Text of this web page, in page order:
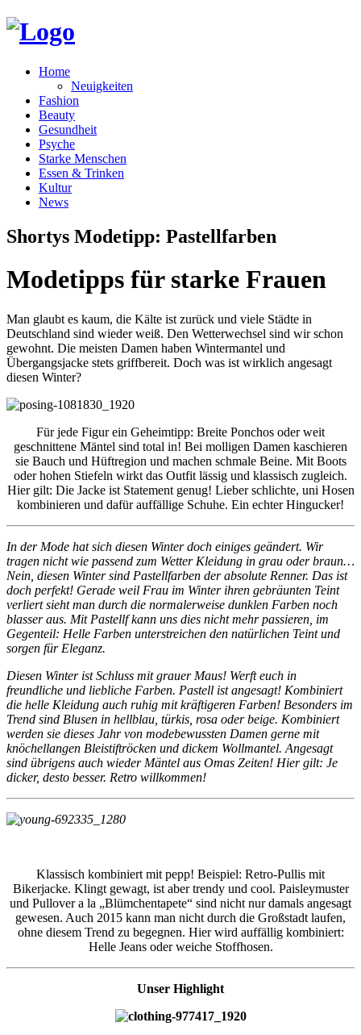
Home
Neuigkeiten
Fashion
Beauty
Gesundheit
Psyche
Starke Menschen
Essen & Trinken
Kultur
News
Shortys Modetipp: Pastellfarben
Modetipps für starke Frauen
Man glaubt es kaum, die Kälte ist zurück und viele Städte in
Deutschland sind wieder weiß. Den Wetterwechsel sind wir schon
gewohnt. Die meisten Damen haben Wintermantel und
Übergangsjacke stets griffbereit. Doch was ist wirklich angesagt
diesen Winter?
Für jede Figur ein Geheimtipp: Breite Ponchos oder weit
geschnittene Mäntel sind total in! Bei molligen Damen kaschieren
sie Bauch und Hüftregion und machen schmale Beine. Mit Boots
oder hohen Stiefeln wirkt das Outfit lässig und klassisch zugleich.
Hier gilt: Die Jacke ist Statement genug! Lieber schlichte, uni Hosen
kombinieren und dafür auffällige Schuhe. Ein echter Hingucker!
In der Mode hat sich diesen Winter doch einiges geändert. Wir
tragen nicht wie passend zum Wetter Kleidung in grau oder braun…
Nein, diesen Winter sind Pastellfarben der absolute Renner. Das ist
doch perfekt! Gerade weil Frau im Winter ihren gebräunten Teint
verliert sieht man durch die normalerweise dunklen Farben noch
blasser aus. Mit Pastellf kann uns dies nicht mehr passieren, im
Gegenteil: Helle Farben unterstreichen den natürlichen Teint und
sorgen für Eleganz.
Diesen Winter ist Schluss mit grauer Maus! Werft euch in
freundliche und liebliche Farben. Pastell ist angesagt! Kombiniert
die helle Kleidung auch ruhig mit kräftigeren Farben! Besonders im
Trend sind Blusen in hellblau, türkis, rosa oder beige. Kombiniert
werden sie dieses Jahr von modebewussten Damen gerne mit
knöchellangen Bleistiftröcken und dickem Wollmantel. Angesagt
sind übrigens auch wieder Mäntel aus Omas Zeiten! Hier gilt: Je
dicker, desto besser. Retro willkommen!
Klassisch kombiniert mit pepp! Beispiel: Retro-Pullis mit
Bikerjacke. Klingt gewagt, ist aber trendy und cool. Paisleymuster
und Pullover a la „Blümchentapete“ sind nicht nur damals angesagt
gewesen. Auch 2015 kann man nicht durch die Großstadt laufen,
ohne diesem Trend zu begegnen. Hier wird auffällig kombiniert:
Helle Jeans oder weiche Stoffhosen.
Unser Highlight